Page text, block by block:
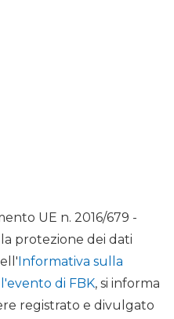
UE n. 2016/679 -
protezione dei dati
Informativa sulla
di FBK, si informa
registrato e divulgato